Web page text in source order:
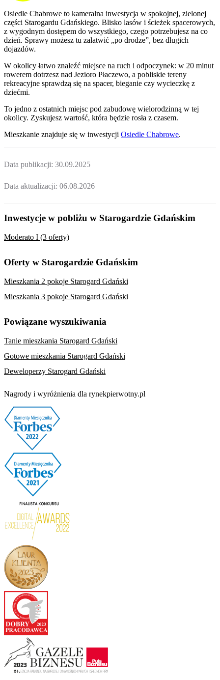
Osiedle Chabrowe to kameralna inwestycja w spokojnej, zielonej
części Starogardu Gdańskiego. Blisko lasów i ścieżek spacerowych,
z wygodnym dostępem do wszystkiego, czego potrzebujesz na co
dzień. Sprawy możesz tu załatwić „po drodze”, bez długich
dojazdów.
W okolicy łatwo znaleźć miejsce na ruch i odpoczynek: w 20 minut
rowerem dotrzesz nad Jezioro Płaczewo, a pobliskie tereny
rekreacyjne sprawdzą się na spacer, bieganie czy wycieczkę z
dziećmi.
To jedno z ostatnich miejsc pod zabudowę wielorodzinną w tej
okolicy. Zyskujesz wartość, która będzie rosła z czasem.
Mieszkanie znajduje się w inwestycji Osiedle Chabrowe.
Data publikacji: 30.09.2025
Data aktualizacji: 06.08.2026
Inwestycje w pobliżu w Starogardzie Gdańskim
Moderato I (3 oferty)
Oferty w Starogardzie Gdańskim
Mieszkania 2 pokoje Starogard Gdański
Mieszkania 3 pokoje Starogard Gdański
Powiązane wyszukiwania
Tanie mieszkania Starogard Gdański
Gotowe mieszkania Starogard Gdański
Deweloperzy Starogard Gdański
Nagrody i wyróżnienia dla rynekpierwotny.pl